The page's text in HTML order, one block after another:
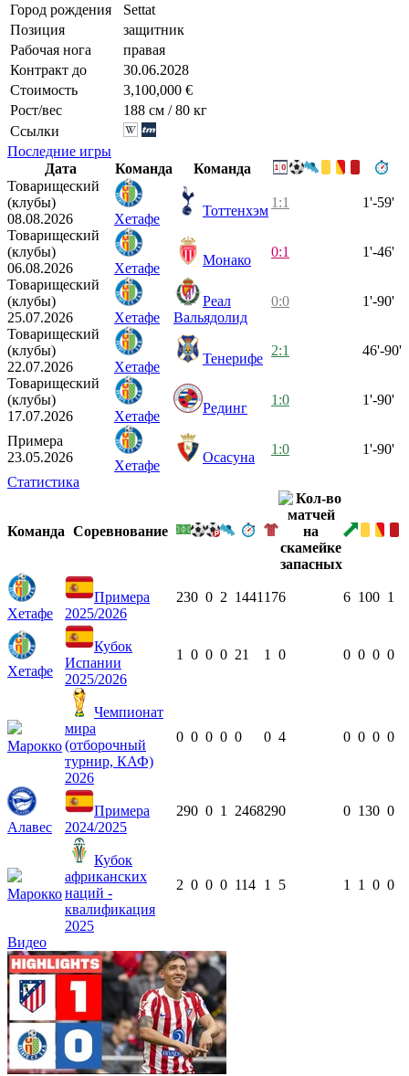
Город рождения
Settat
Позиция
защитник
Рабочая нога
правая
Контракт до
30.06.2028
Стоимость
3,100,000 €
Рост/вес
188 см / 80 кг
Ссылки
Последние игры
Дата
Команда
Команда
Товарищеский
(клубы)
08.08.2026
Хетафе
Тоттенхэм
1:1 1'-59'
Товарищеский
(клубы)
06.08.2026
Хетафе
Монако
0:1 1'-46'
Товарищеский
(клубы)
25.07.2026
Хетафе
Реал
Вальядолид
0:0 1'-90'
Товарищеский
(клубы)
22.07.2026
Хетафе
Тенерифе
2:1 46'-90'
Товарищеский
(клубы)
17.07.2026
Хетафе
Рединг
1:0 1'-90'
Примера
23.05.2026
Хетафе
Осасуна
1:0 1'-90'
Статистика
Команда Соревнование
Хетафе
Примера
2025/2026
230 0 2 1441 176 6 100 1
Хетафе
Кубок
Испании
2025/2026
1 0 0 0 21 1 0 0 0 0 0
Марокко
Чемпионат
мира
(отборочный
турнир, КАФ)
2026
0 0 0 0 0 0 4 0 0 0 0
Алавес
Примера
2024/2025
290 0 1 2468290 0 130 0
Марокко
Кубок
африканских
наций -
квалификация
2025
2 0 0 0 114 1 5 1 1 0 0
Видео